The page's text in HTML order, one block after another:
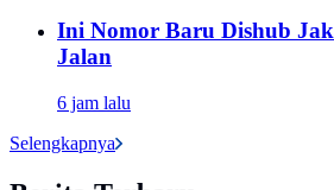
Ini Nomor Baru Dishub
Jalan
6 jam lalu
Selengkapnya